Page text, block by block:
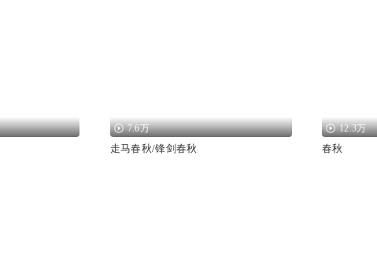
7.6万
走马春秋/锋剑春秋
12.3万
春秋